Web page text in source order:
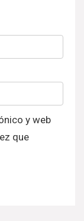
y web
que